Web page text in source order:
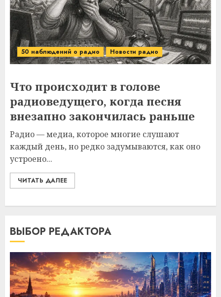
50 наблюдений о радио Новости радио
Что происходит в голове
радиоведущего, когда песня
внезапно закончилась раньше
Радио — медиа, которое многие слушают
каждый день, но редко задумываются, как оно
устроено...
ЧИТАТЬ ДАЛЕЕ
ВЫБОР РЕДАКТОРА